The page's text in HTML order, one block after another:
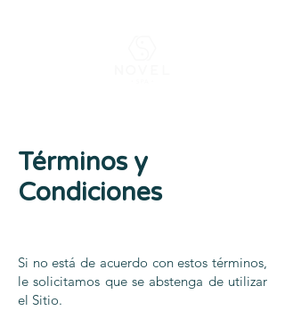
Términos y
Condiciones
Si no está de acuerdo con estos términos,
le solicitamos que se abstenga de utilizar
el Sitio.